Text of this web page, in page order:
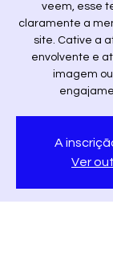
veem, esse
claramente a
site. Cative a
envolvente e
imagem
A
Ver